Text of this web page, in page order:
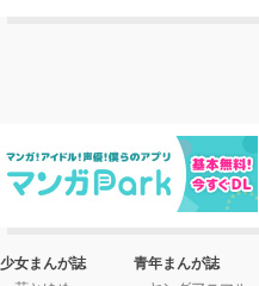
少女まんが誌
青年まんが誌